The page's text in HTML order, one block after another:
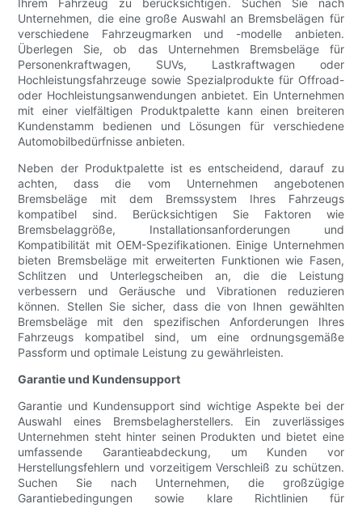
Ihrem Fahrzeug zu berücksichtigen. Suchen Sie nach
Unternehmen, die eine große Auswahl an Bremsbelägen für
verschiedene Fahrzeugmarken und -modelle anbieten.
Überlegen Sie, ob das Unternehmen Bremsbeläge für
Personenkraftwagen, SUVs, Lastkraftwagen oder
Hochleistungsfahrzeuge sowie Spezialprodukte für Offroad-
oder Hochleistungsanwendungen anbietet. Ein Unternehmen
mit einer vielfältigen Produktpalette kann einen breiteren
Kundenstamm bedienen und Lösungen für verschiedene
Automobilbedürfnisse anbieten.
Neben der Produktpalette ist es entscheidend, darauf zu
achten, dass die vom Unternehmen angebotenen
Bremsbeläge mit dem Bremssystem Ihres Fahrzeugs
kompatibel sind. Berücksichtigen Sie Faktoren wie
Bremsbelaggröße, Installationsanforderungen und
Kompatibilität mit OEM-Spezifikationen. Einige Unternehmen
bieten Bremsbeläge mit erweiterten Funktionen wie Fasen,
Schlitzen und Unterlegscheiben an, die die Leistung
verbessern und Geräusche und Vibrationen reduzieren
können. Stellen Sie sicher, dass die von Ihnen gewählten
Bremsbeläge mit den spezifischen Anforderungen Ihres
Fahrzeugs kompatibel sind, um eine ordnungsgemäße
Passform und optimale Leistung zu gewährleisten.
Garantie und Kundensupport
Garantie und Kundensupport sind wichtige Aspekte bei der
Auswahl eines Bremsbelagherstellers. Ein zuverlässiges
Unternehmen steht hinter seinen Produkten und bietet eine
umfassende Garantieabdeckung, um Kunden vor
Herstellungsfehlern und vorzeitigem Verschleiß zu schützen.
Suchen Sie nach Unternehmen, die großzügige
Garantiebedingungen sowie klare Richtlinien für